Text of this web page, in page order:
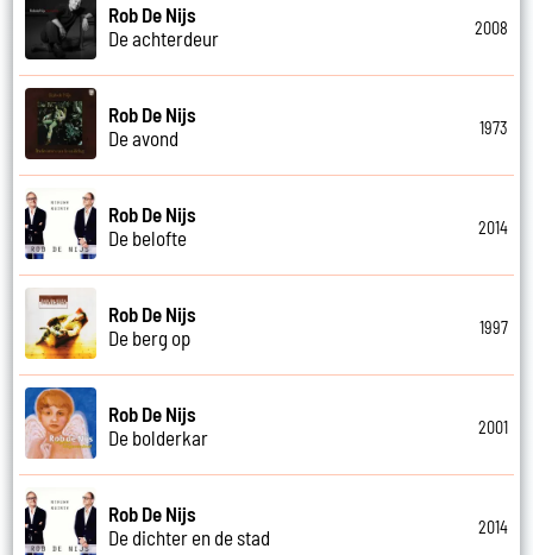
Rob De Nijs
De achterdeur
2008
Rob De Nijs
De avond
1973
Rob De Nijs
De belofte
2014
Rob De Nijs
De berg op
1997
Rob De Nijs
De bolderkar
2001
Rob De Nijs
De dichter en de stad
2014